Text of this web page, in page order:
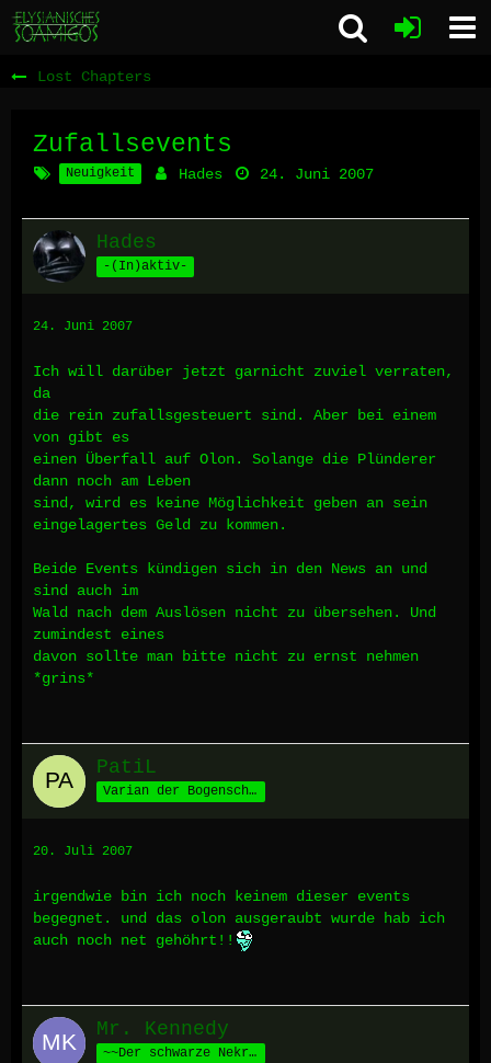
Lost Chapters
Zufallsevents
Neuigkeit Hades 24. Juni 2007
Hades
-(In)aktiv-
24. Juni 2007
Ich will darüber jetzt garnicht zuviel verraten,
da
die rein zufallsgesteuert sind. Aber bei einem
von gibt es
einen Überfall auf Olon. Solange die Plünderer
dann noch am Leben
sind, wird es keine Möglichkeit geben an sein
eingelagertes Geld zu kommen.
Beide Events kündigen sich in den News an und
sind auch im
Wald nach dem Auslösen nicht zu übersehen. Und
zumindest eines
davon sollte man bitte nicht zu ernst nehmen
*grins*
PatiL
Varian der Bogenschütze aus Taberland
20. Juli 2007
irgendwie bin ich noch keinem dieser events
begegnet. und das olon ausgeraubt wurde hab ich
auch noch net gehöhrt!!
Mr. Kennedy
~~Der schwarze Nekromant aus Nisos~~